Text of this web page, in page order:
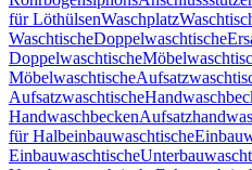
für LöthülsenWaschplatz
WaschtischeDoppelwaschtische
Doppelwaschtische
Möbelwaschtische
Aufsatzwaschtische
Handwaschbecken
für Halbeinbauwaschtische
Einbauwaschtische